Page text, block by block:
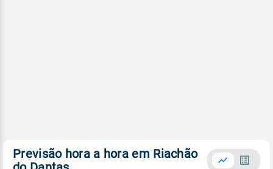
Previsão hora a hora em Riachão